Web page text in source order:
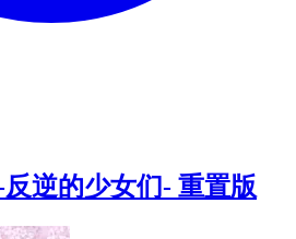
反逆的少女们- 重置版